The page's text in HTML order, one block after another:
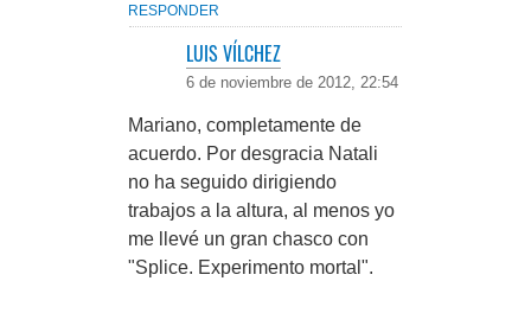
RESPONDER
LUIS VÍLCHEZ
6 de noviembre de 2012, 22:54
Mariano, completamente de
acuerdo. Por desgracia Natali
no ha seguido dirigiendo
trabajos a la altura, al menos yo
me llevé un gran chasco con
"Splice. Experimento mortal".